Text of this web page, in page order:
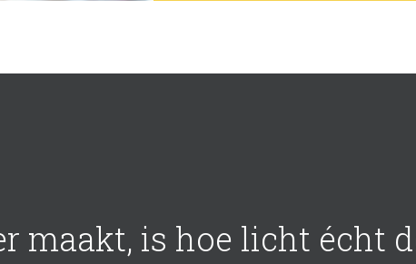
maakt, is hoe licht écht